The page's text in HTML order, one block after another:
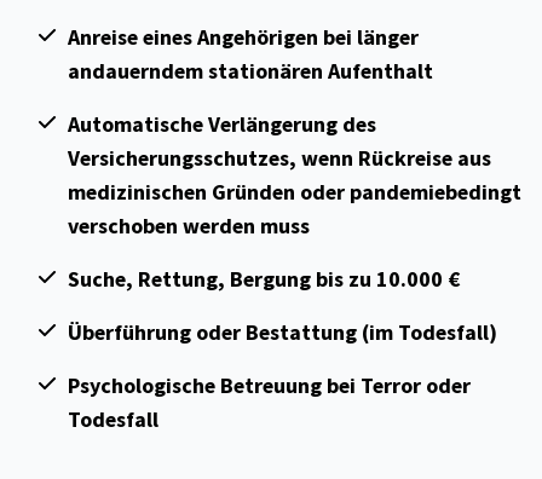
Anreise eines Angehörigen bei länger
andauerndem stationären Aufenthalt
Automatische Verlängerung des
Versicherungsschutzes, wenn Rückreise aus
medizinischen Gründen oder pandemiebedingt
verschoben werden muss
Suche, Rettung, Bergung bis zu 10.000 €
Überführung oder Bestattung (im Todesfall)
Psychologische Betreuung bei Terror oder
Todesfall